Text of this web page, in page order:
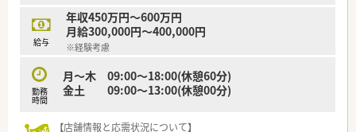
給与
年収450万円～600万円
月給300,000円～400,000円
※経験考慮
勤務
時間
月～木 09:00～18:00(休憩60分)
金土 09:00～13:00(休憩00分)
【店舗情報と応需状況について】